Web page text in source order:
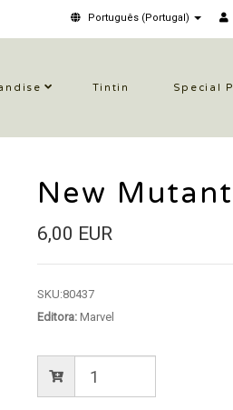
Português (Portugal)
Tintin Special
New
6,00 EUR
SKU:80437
Editora:Marvel